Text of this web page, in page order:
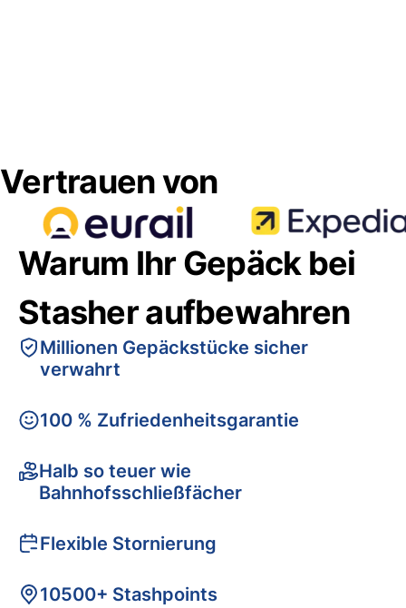
Vertrauen von
Warum Ihr Gepäck bei
Stasher aufbewahren
Millionen Gepäckstücke sicher
verwahrt
100 % Zufriedenheitsgarantie
Halb so teuer wie
Bahnhofsschließfächer
Flexible Stornierung
10500+ Stashpoints